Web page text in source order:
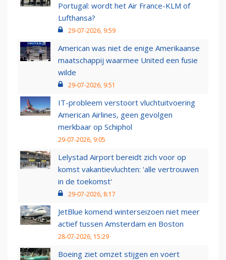
Portugal: wordt het Air France-KLM of
Lufthansa?
29-07-2026, 9:59
American was niet de enige Amerikaanse
maatschappij waarmee United een fusie
wilde
29-07-2026, 9:51
IT-probleem verstoort vluchtuitvoering
American Airlines, geen gevolgen
merkbaar op Schiphol
29-07-2026, 9:05
Lelystad Airport bereidt zich voor op
komst vakantievluchten: 'alle vertrouwen
in de toekomst'
29-07-2026, 8:17
JetBlue komend winterseizoen niet meer
actief tussen Amsterdam en Boston
28-07-2026, 15:29
Boeing ziet omzet stijgen en voert